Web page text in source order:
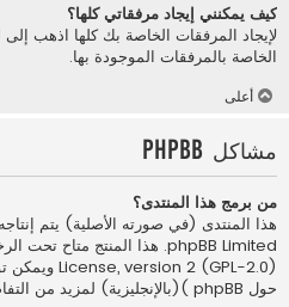
كيف يمكنني إيجاد مرفقاتي كلها؟
لإيجاد المرفقات الخاصة بك كلها اذهب
الخاصة بالمرفقات الموجودة بها.
أعلى
مشاكل phpBB
من برمج هذا المنتدى؟
هذا المنتدى (في صورته الأصلية) يتم
phpBB Limited
License, version 2 (GPL-2.0) ويمكن توزيعه مجانًا. أنظر إلى صفحة
حول phpBB )(بالإنجليزية)
لمزيد من